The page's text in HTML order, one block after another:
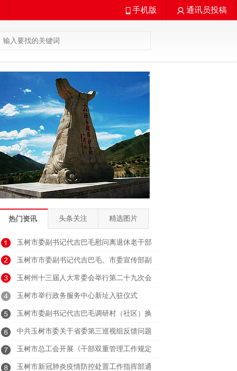
通讯员投稿
手机版
热门资讯 头条关注 精选图片
玉树市委副书记代吉巴毛慰问离退休老干部
玉树市市委副书记代吉巴毛、市委宣传部副
部长
玉树州十三届人大常委会举行第二十九次会
议
玉树市举行政务服务中心新址入驻仪式
玉树市委副书记代吉巴毛调研村（社区）换
届时
中共玉树市委关于省委第三巡视组反馈问题
整改
玉树市总工会开展《干部双重管理工作规定
（试
玉树市新冠肺炎疫情防控处置工作指挥部通